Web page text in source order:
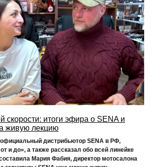
скорости: итоги эфира о SENA и
живую лекцию
дистрибьютор SENA в РФ,
и до», а также рассказал обо всей линейке
Мария Фабия, директор мотосалона